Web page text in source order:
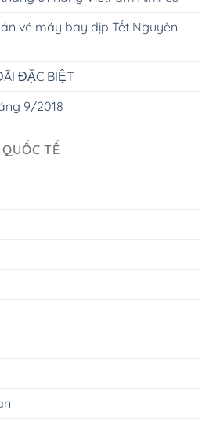
vé máy bay dịp Tết Nguyên
ĐẶC BIỆT
9/2018
TẾ